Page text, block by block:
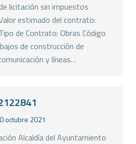
licitación sin impuestos
estimado del contrato:
de Contrato: Obras Código
de construcción de
y líneas…
octubre 2021
Alcaldía del Ayuntamiento